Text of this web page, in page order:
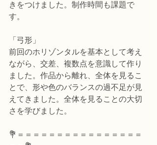
きをつけました。制作時間も課題で
す。
「弓形」
前回のホリゾンタルを基本として考え
ながら、交差、複数点を意識して作り
ました。作品から離れ、全体を見るこ
とで、形や色のバランスの過不足が見
えてきました。全体を見ることの大切
さを学びました。
💐＝＝＝＝＝＝＝＝＝＝＝＝＝＝＝＝